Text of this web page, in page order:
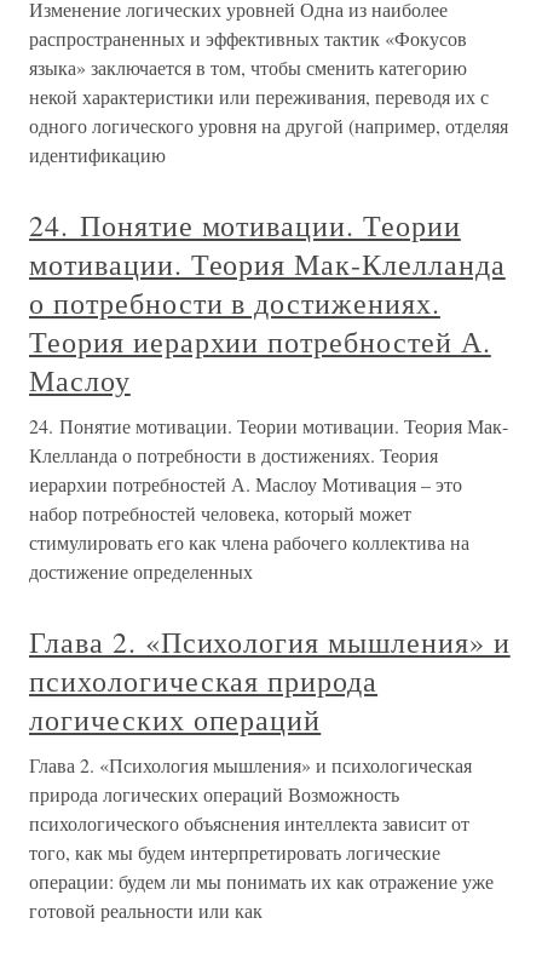
Изменение логических уровней Одна из наиболее
распространенных и эффективных тактик «Фокусов
языка» заключается в том, чтобы сменить категорию
некой характеристики или переживания, переводя их с
одного логического уровня на другой (например, отделяя
идентификацию
24. Понятие мотивации. Теории
мотивации. Теория Мак-Клелланда
о потребности в достижениях.
Теория иерархии потребностей А.
Маслоу
24. Понятие мотивации. Теории мотивации. Теория Мак-
Клелланда о потребности в достижениях. Теория
иерархии потребностей А. Маслоу Мотивация – это
набор потребностей человека, который может
стимулировать его как члена рабочего коллектива на
достижение определенных
Глава 2. «Психология мышления» и
психологическая природа
логических операций
Глава 2. «Психология мышления» и психологическая
природа логических операций Возможность
психологического объяснения интеллекта зависит от
того, как мы будем интерпретировать логические
операции: будем ли мы понимать их как отражение уже
готовой реальности или как